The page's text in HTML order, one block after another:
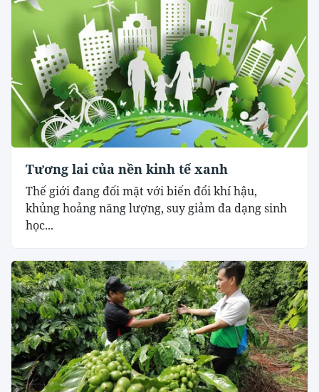
Tương lai của nền kinh tế xanh
Thế giới đang đối mặt với biến đổi khí hậu,
khủng hoảng năng lượng, suy giảm đa dạng sinh
học...